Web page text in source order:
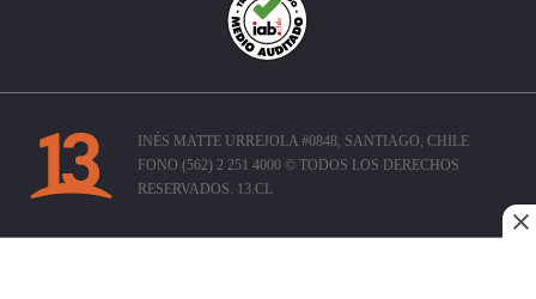
INÉS MATTE URREJOLA #0848, SANTIAGO, CHILE
FONO (562) 2 251 4000 © TODOS LOS DERECHOS
RESERVADOS. 13.CL